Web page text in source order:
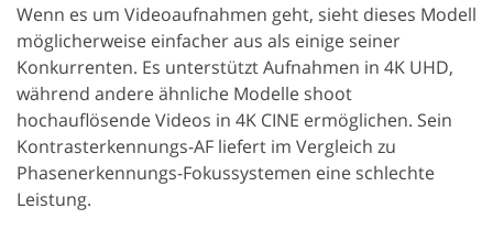
Wenn es um Videoaufnahmen geht, sieht dieses Modell
möglicherweise einfacher aus als einige seiner
Konkurrenten. Es unterstützt Aufnahmen in 4K UHD,
während andere ähnliche Modelle shoot
hochauflösende Videos in 4K CINE ermöglichen. Sein
Kontrasterkennungs-AF liefert im Vergleich zu
Phasenerkennungs-Fokussystemen eine schlechte
Leistung.